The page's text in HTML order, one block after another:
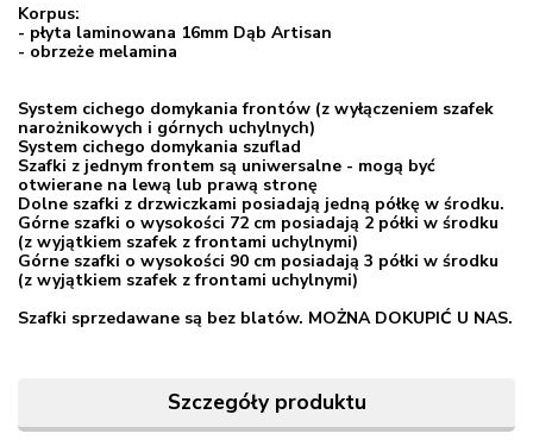
Korpus:
- płyta laminowana 16mm Dąb Artisan
- obrzeże melamina
System cichego domykania frontów (z wyłączeniem szafek
narożnikowych i górnych uchylnych)
System cichego domykania szuflad
Szafki z jednym frontem są uniwersalne - mogą być
otwierane na lewą lub prawą stronę
Dolne szafki z drzwiczkami posiadają jedną półkę w środku.
Górne szafki o wysokości 72 cm posiadają 2 półki w środku
(z wyjątkiem szafek z frontami uchylnymi)
Górne szafki o wysokości 90 cm posiadają 3 półki w środku
(z wyjątkiem szafek z frontami uchylnymi)
Szafki sprzedawane są bez blatów. MOŻNA DOKUPIĆ U NAS.
Szczegóły produktu